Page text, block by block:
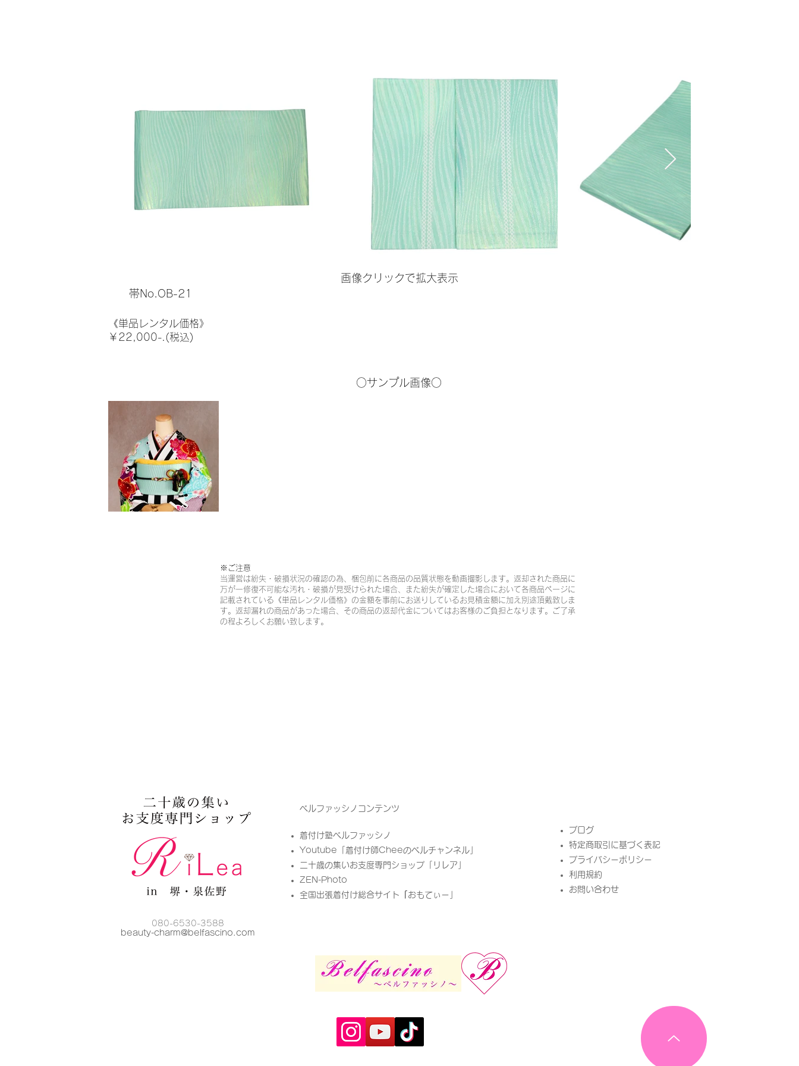
画像クリックで拡大表示
帯No.OB-21
《単品レンタル価格》
￥22,000-.(税込)
○サンプル画像○
※ご注意​
当運営は紛失・破損状況の確認の為、梱包前に各商品の品質状態を動画撮影します。返却された商品に
万が一修復不可能な汚れ・破損が見受けられた場合、また紛失が確定した場合において各商品ページに
記載されている《単品レンタル価格》の金額を事前にお送りしているお見積金額に加え別途頂戴致しま
す。返却漏れの商品があった場合、その商品の返却代金についてはお客様のご負担となります。ご了承
の程よろしくお願い致します。
ベルファッシノコンテンツ
着付け塾ベルファッシノ
Youtube「 着付け師Cheeのベルチャンネル」
二十歳の集いお支度専門ショップ「リレア」​
ZEN-Photo
全国出張着付け総合サイト
​おもてぃー」​
​ブログ
特定商取引に基づく表記
プライバシーポリシー
​利用規約
お問い合わせ
080-6530-3588
beauty-charm@belfascino.com